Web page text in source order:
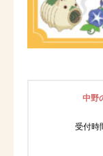
中野
受付時